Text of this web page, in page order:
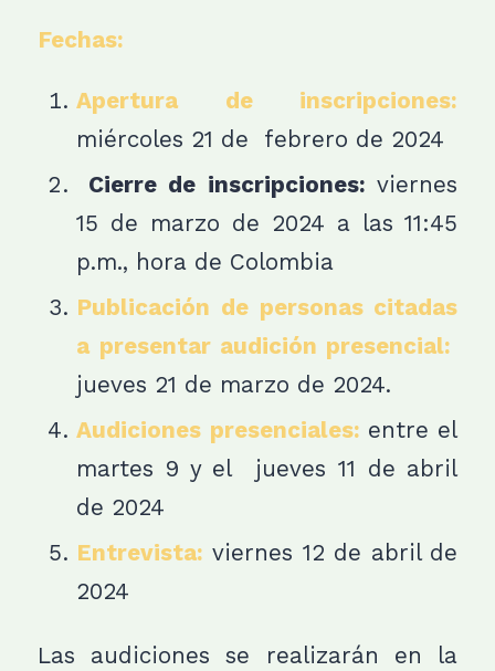
Fechas:
Apertura de inscripciones:
miércoles 21 de febrero de 2024
Cierre de inscripciones: viernes
15 de marzo de 2024 a las 11:45
p.m., hora de Colombia
Publicación de personas citadas
a presentar audición presencial:
jueves 21 de marzo de 2024.
Audiciones presenciales: entre el
martes 9 y el jueves 11 de abril
de 2024
Entrevista: viernes 12 de abril de
2024
Las audiciones se realizarán en la